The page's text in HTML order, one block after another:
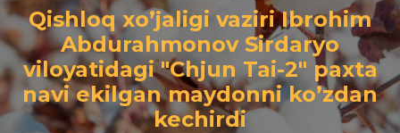
Qishloq xo’jaligi vaziri Ibrohim
Abdurahmonov Sirdaryo
viloyatidagi "Chjun Tai-2" paxta
navi ekilgan maydonni ko’zdan
kechirdi